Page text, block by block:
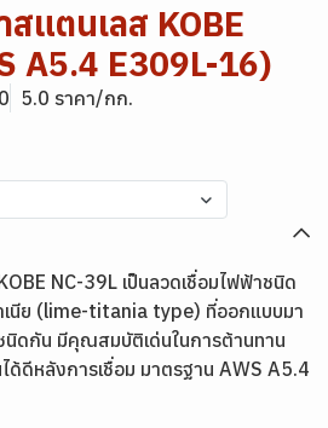
แตนเลส KOBE
A5.4 E309L-16)
5.0 ราคา/กก.
NC-39L เป็นลวดเชื่อมไฟฟ้าชนิด
เนีย (lime-titania type) ที่ออกแบบมา
นิดกัน มีคุณสมบัติเด่นในการต้านทาน
ด้ดีหลังการเชื่อม มาตรฐาน AWS A5.4